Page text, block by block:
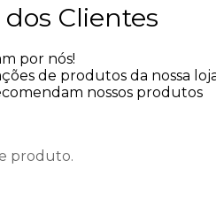
Clientes
por nós!
de produtos da nossa
nossos produtos
produto.